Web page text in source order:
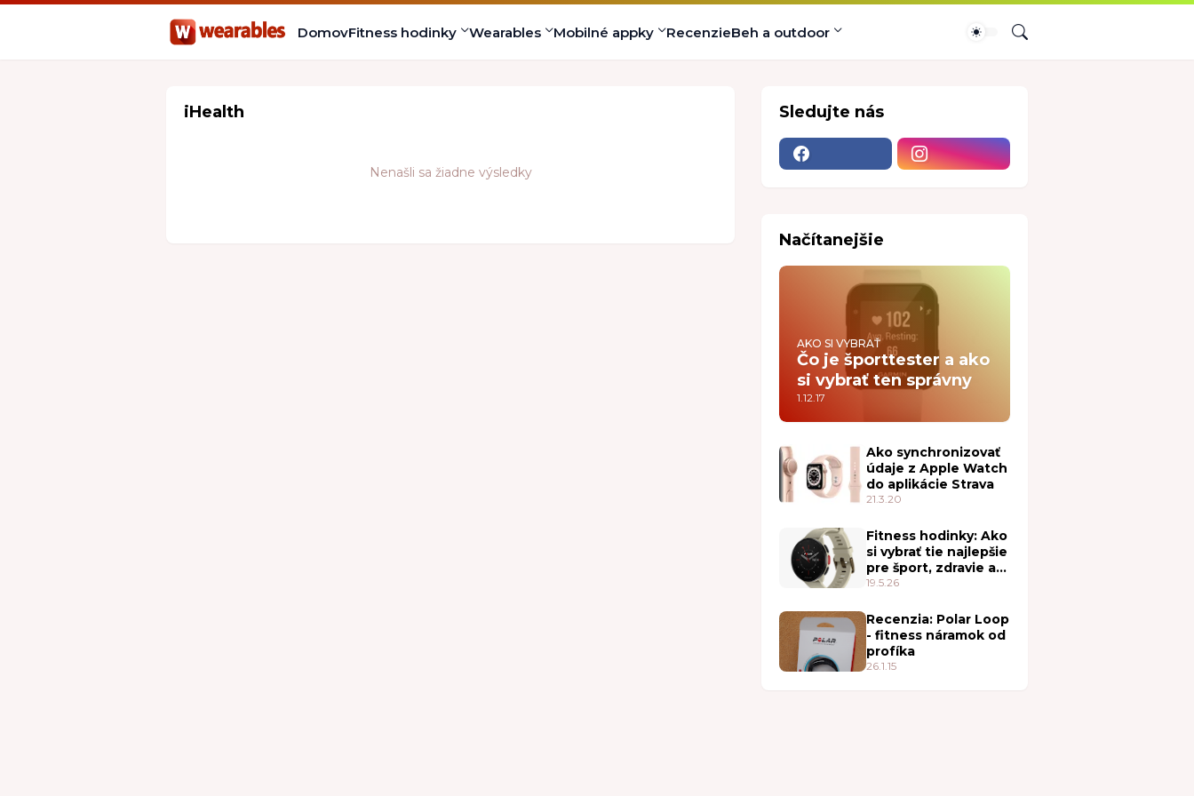
DomovFitness hodinky Wearables Mobilné appky RecenzieBeh a outdoor
iHealth
Nenašli sa žiadne výsledky
Sledujte nás
Načítanejšie
AKO SI VYBRAŤ
Čo je športtester a ako
si vybrať ten správny
1.12.17
Ako synchronizovať
údaje z Apple Watch
do aplikácie Strava
21.3.20
Fitness hodinky: Ako
si vybrať tie najlepšie
pre šport, zdravie a
každodenné nosenie
19.5.26
Recenzia: Polar Loop
- fitness náramok od
profíka
26.1.15